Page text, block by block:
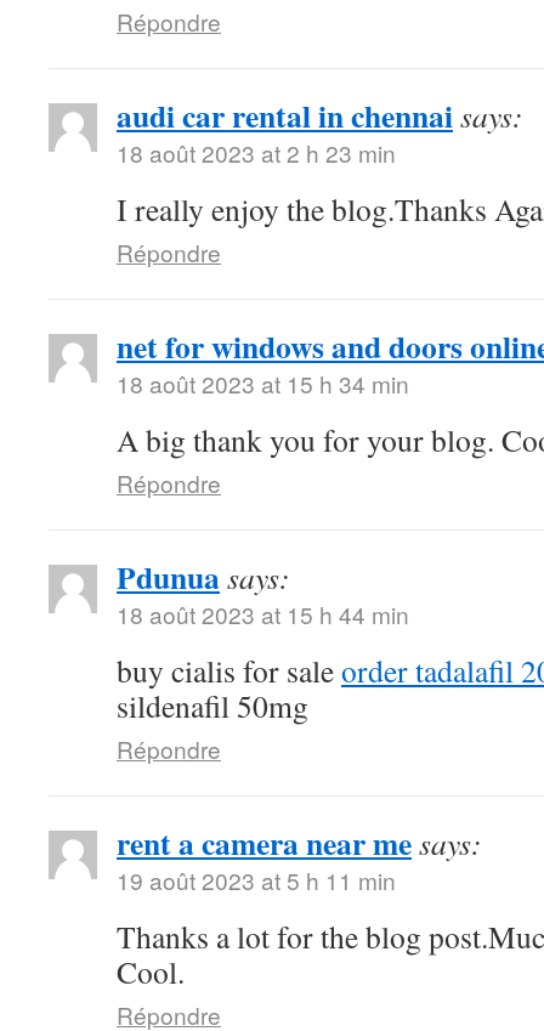
Répondre
audi car rental in chennaisays:
18 août 2023 at 2 h 23 min
I really enjoy the blog.Thanks
Répondre
net for windows and doors
18 août 2023 at 15 h 34 min
A big thank you for your blog.
Répondre
Pdunuasays:
18 août 2023 at 15 h 44 min
buy cialis for saleorder tadalafil
sildenafil 50mg
Répondre
rent a camera near mesays:
19 août 2023 at 5 h 11 min
Thanks a lot for the blog
Cool.
Répondre